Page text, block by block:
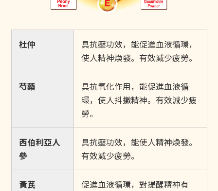
杜仲
具抗壓功效，能促進血液循環，
使人精神煥發。有效減少疲勞。
芍藥
具抗氧化作用，能促進血液循
環，使人抖擻精神。有效減少疲
勞。
西伯利亞人
參
具抗壓功效，能使人精神煥發。
有效減少疲勞。
黃芪
促進血液循環，對提醒精神有